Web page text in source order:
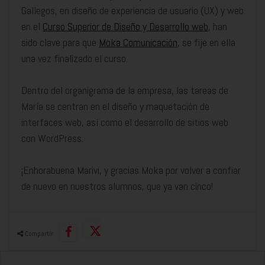
Gallegos, en diseño de experiencia de usuario (UX) y web
en el Curso Superior de Diseño y Desarrollo web, han
sido clave para que Moka Comunicación, se fije en ella
una vez finalizado el curso.
Dentro del organigrama de la empresa, las tareas de
María se centran en el diseño y maquetación de
interfaces web, así como el desarrollo de sitios web
con WordPress.
¡Enhorabuena Marivi, y gracias Moka por volver a confiar
de nuevo en nuestros alumnos, que ya van cinco!
Compartir